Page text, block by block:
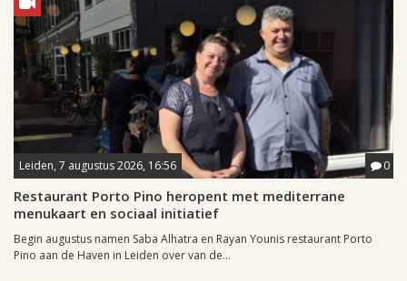
Leiden, 7 augustus 2026, 16:56 0
Restaurant Porto Pino heropent met mediterrane
menukaart en sociaal initiatief
Begin augustus namen Saba Alhatra en Rayan Younis restaurant Porto
Pino aan de Haven in Leiden over van de...